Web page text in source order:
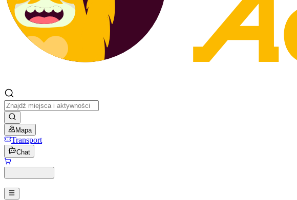
Mapa
Transport
Chat